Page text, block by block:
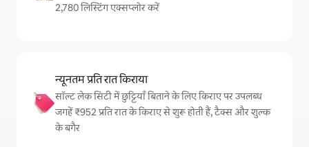
2,780 लिस्टिंग एक्सप्लोर करें
न्यूनतम प्रति रात किराया
सॉल्ट लेक सिटी में छुट्टियाँ बिताने के लिए किराए पर उपलब्ध
जगहें ₹952 प्रति रात के किराए से शुरू होती हैं, टैक्स और शुल्क
के बगैर